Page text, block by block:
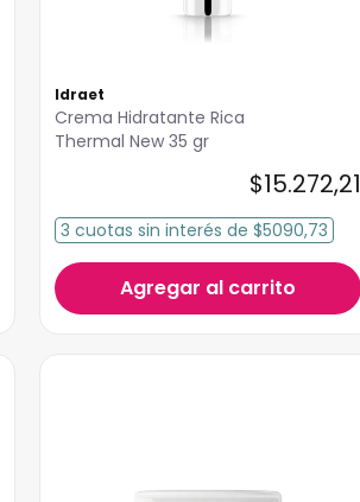
Idraet
Crema Hidratante Rica
Thermal New 35 gr
$15.272,21
3 cuotas sin interés de $5090,73
Agregar al carrito